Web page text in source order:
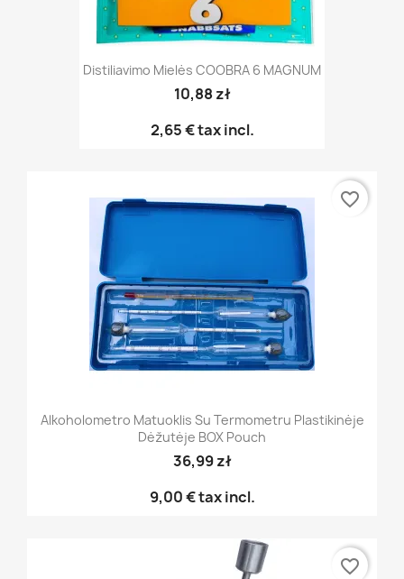
Distiliavimo Mielės COOBRA 6 MAGNUM
10,88 zł
2,65 €tax incl.
Alkoholometro Matuoklis Su Termometru Plastikinėje
Dėžutėje BOX Pouch
36,99 zł
9,00 €tax incl.
favorite_border
favorite_border